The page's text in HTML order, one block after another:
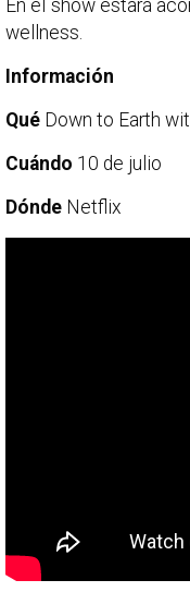
En el show estará
wellness.
Información
Qué Down to Earth
Cuándo 10 de julio
Dónde Netflix